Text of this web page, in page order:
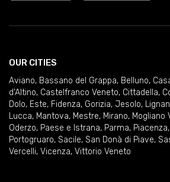
OUR CITIES
Aviano, Bassano del Grappa, Belluno,
d'Altino, Castelfranco Veneto, Cittadella,
Dolo, Este, Fidenza, Gorizia, Jesolo,
Lucca, Mantova, Mestre, Mirano, Mogliano
Oderzo, Paese e Istrana, Parma, Piacenza,
Portogruaro, Sacile, San Donà di Piave,
Vercelli, Vicenza, Vittorio Veneto